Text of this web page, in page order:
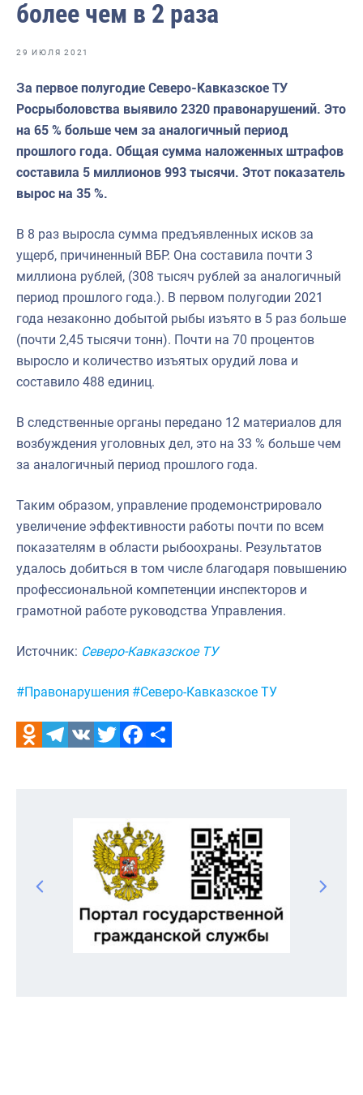
Волго-Каспийское
Западно-Балтийское
Московско-Окское
Нижнеобское
Охотское
Сахалино-Курильское
Северо-Восточное
Северо-Западное
Северо-Кавказское
Североморское
более чем в 2 раза
29 ИЮЛЯ 2021
За первое полугодие Северо-Кавказское ТУ
Росрыболовства выявило 2320 правонарушений. Это
на 65 % больше чем за аналогичный период
прошлого года. Общая сумма наложенных штрафов
составила 5 миллионов 993 тысячи. Этот показатель
вырос на 35 %.
В 8 раз выросла сумма предъявленных исков за
ущерб, причиненный ВБР. Она составила почти 3
миллиона рублей, (308 тысяч рублей за аналогичный
период прошлого года.). В первом полугодии 2021
года незаконно добытой рыбы изъято в 5 раз больше
(почти 2,45 тысячи тонн). Почти на 70 процентов
выросло и количество изъятых орудий лова и
составило 488 единиц.
В следственные органы передано 12 материалов для
возбуждения уголовных дел, это на 33 % больше чем
за аналогичный период прошлого года.
Таким образом, управление продемонстрировало
увеличение эффективности работы почти по всем
показателям в области рыбоохраны. Результатов
удалось добиться в том числе благодаря повышению
профессиональной компетенции инспекторов и
грамотной работе руководства Управления.
Источник: Северо-Кавказское ТУ
Метки:
#Правонарушения #Северо-Кавказское ТУ